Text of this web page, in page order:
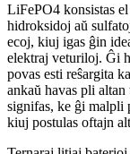
LiFePO4 konsistas
hidroksidoj aŭ
ecoj, kiuj igas ĝin
elektraj veturiloj. Ĝi
povas esti reŝargita
ankaŭ havas pli
signifas, ke ĝi malpli
kiuj postulas oftajn